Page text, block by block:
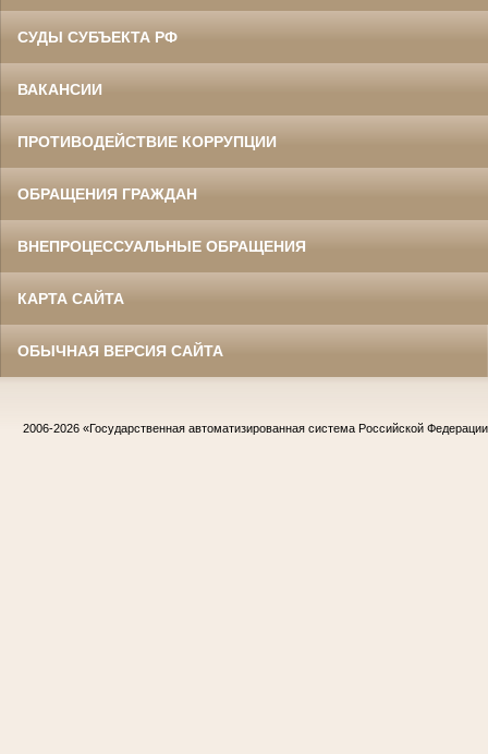
СУДЫ СУБЪЕКТА РФ
ВАКАНСИИ
ПРОТИВОДЕЙСТВИЕ КОРРУПЦИИ
ОБРАЩЕНИЯ ГРАЖДАН
ВНЕПРОЦЕССУАЛЬНЫЕ ОБРАЩЕНИЯ
КАРТА САЙТА
ОБЫЧНАЯ ВЕРСИЯ САЙТА
2006-2026 «Государственная автоматизированная система Российской